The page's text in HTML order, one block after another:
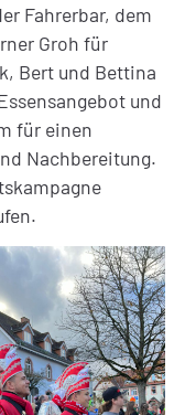
Fahrerbar, dem
Groh für
Bert und Bettina
und
für einen
Nachbereitung.